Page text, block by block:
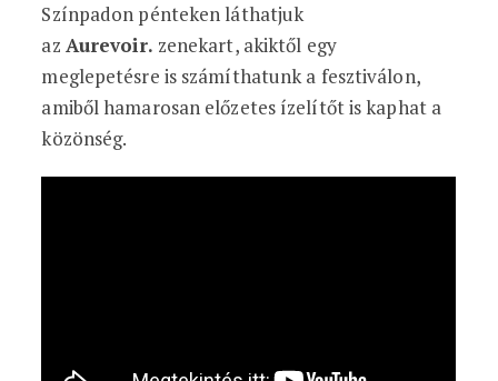
Színpadon pénteken láthatjuk
az Aurevoir. zenekart, akiktől egy
meglepetésre is számíthatunk a fesztiválon,
amiből hamarosan előzetes ízelítőt is kaphat a
közönség.